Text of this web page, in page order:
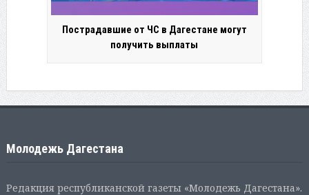
Пострадавшие от ЧС в Дагестане могут
получить выплаты
Молодежь Дагестана
Редакция республиканской газеты «Молодежь Дагестана».